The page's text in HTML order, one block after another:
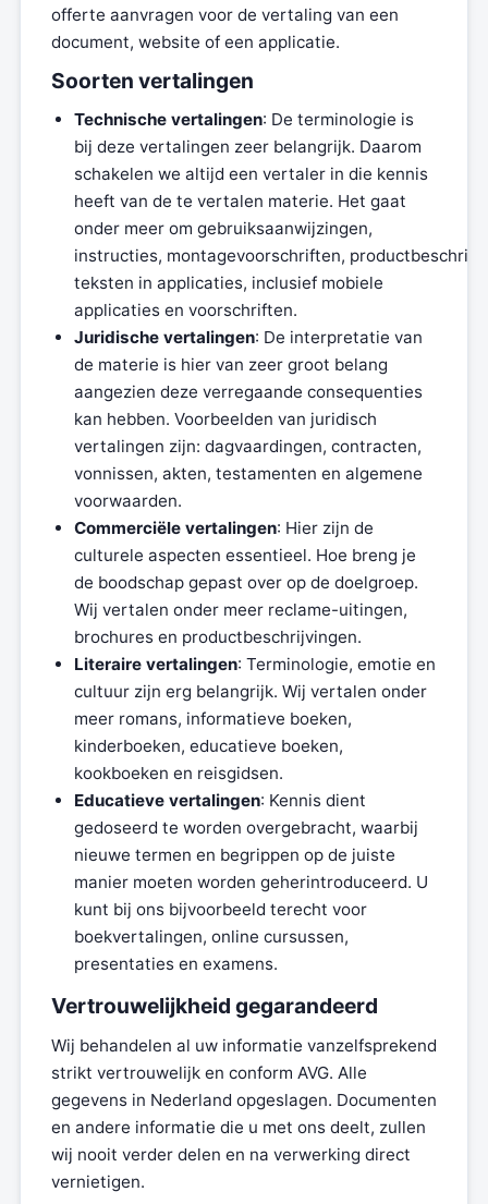
offerte aanvragen voor de vertaling van een
document, website of een applicatie.
Soorten vertalingen
Technische vertalingen: De terminologie is
bij deze vertalingen zeer belangrijk. Daarom
schakelen we altijd een vertaler in die kennis
heeft van de te vertalen materie. Het gaat
onder meer om gebruiksaanwijzingen,
instructies, montagevoorschriften,
teksten in applicaties, inclusief mobiele
applicaties en voorschriften.
Juridische vertalingen: De interpretatie van
de materie is hier van zeer groot belang
aangezien deze verregaande consequenties
kan hebben. Voorbeelden van juridisch
vertalingen zijn: dagvaardingen, contracten,
vonnissen, akten, testamenten en algemene
voorwaarden.
Commerciële vertalingen: Hier zijn de
culturele aspecten essentieel. Hoe breng je
de boodschap gepast over op de doelgroep.
Wij vertalen onder meer reclame-uitingen,
brochures en productbeschrijvingen.
Literaire vertalingen: Terminologie, emotie en
cultuur zijn erg belangrijk. Wij vertalen onder
meer romans, informatieve boeken,
kinderboeken, educatieve boeken,
kookboeken en reisgidsen.
Educatieve vertalingen: Kennis dient
gedoseerd te worden overgebracht, waarbij
nieuwe termen en begrippen op de juiste
manier moeten worden geherintroduceerd. U
kunt bij ons bijvoorbeeld terecht voor
boekvertalingen, online cursussen,
presentaties en examens.
Vertrouwelijkheid gegarandeerd
Wij behandelen al uw informatie vanzelfsprekend
strikt vertrouwelijk en conform AVG. Alle
gegevens in Nederland opgeslagen. Documenten
en andere informatie die u met ons deelt, zullen
wij nooit verder delen en na verwerking direct
vernietigen.